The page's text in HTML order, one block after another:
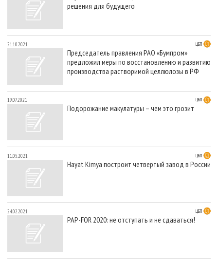
СУШКА ДРЕВЕСИНЫ
ПРОИЗВОДСТВО ДРЕВЕСНЫХ ПЛИТ
ДЕРЕВЯННОЕ ДОМОСТРОЕНИЕ
ПРОИЗВОДСТВО МЕБЕЛИ
БИОЭНЕРГЕТИКА
ЦБП
ИНСТРУМЕНТ И МАТЕРИАЛЫ
ПЕРСОНЫ
МОБИЛЬНЫЕ ВЫСТАВКИ
ПРИОРИТЕТНЫЕ ИНВЕСТПРОЕКТЫ
RUSSIAN FORESTRY REVIEW
ГАЗЕТА ЛЕСПРОМФОРУМ
БИБЛИОТЕКА СПЕЦИАЛИСТА
КОНТАКТЫ
РЕКЛАМА
решения для будущего
21.10.2021 ЦБП
Председатель правления РАО «Бумпром»
предложил меры по восстановлению и развитию
производства растворимой целлюлозы в РФ
19.07.2021 ЦБП
Подорожание макулатуры – чем это грозит
11.05.2021 ЦБП
Hayat Kimya построит четвертый завод в России
24.02.2021 ЦБП
PAP-FOR 2020: не отступать и не сдаваться!